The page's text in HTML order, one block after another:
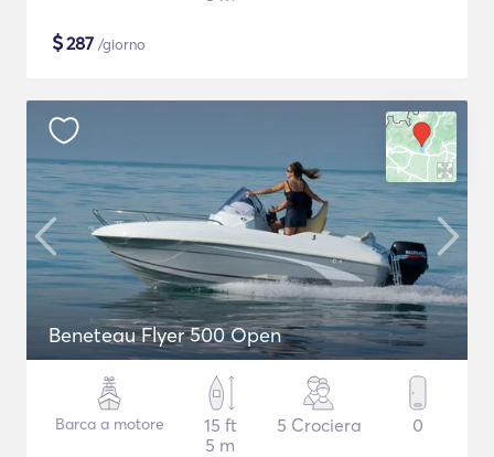
$287 /giorno
Beneteau Flyer 500 Open
Barca a motore
15 ft
5 m
5 Crociera 0